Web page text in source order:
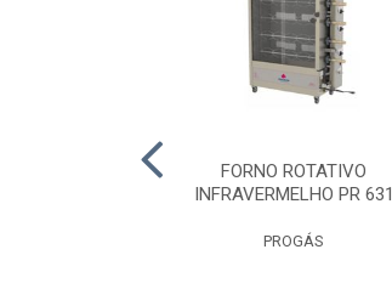
FORNO ROTATIVO
INFRAVERMELHO PR 631
PROGÁS